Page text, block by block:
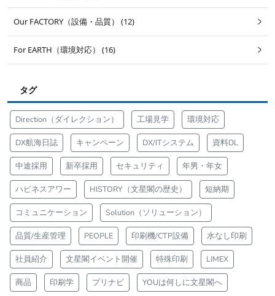
Our FACTORY（設備・品質） (12)
For EARTH（環境対応） (16)
タグ
Direction（ダイレクション） 工場見学 環境対応
DX航海日誌 キャンペーン DX/ITシステム 資料DL
中途採用 新卒採用 セキュリティ 年男・年女
ハピネスアワー HISTORY（文星閣の歴史） 短納期
コミュニケーション Solution（ソリューション）
品質/生産管理 PEOPLE 印刷機/CTP設備 水なし印刷
社員紹介 文星閣イベント開催 特殊印刷 LIMEX
商品 印刷学 プリナビ YOUは何しに文星閣へ